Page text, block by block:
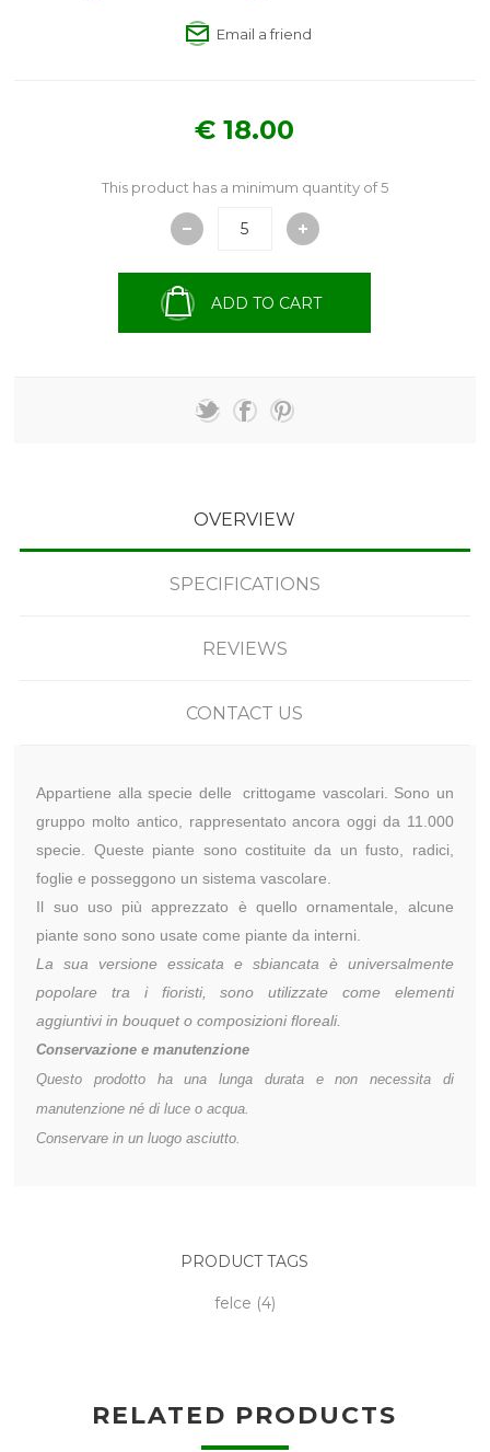
Email a friend
€ 18.00
This product has a minimum quantity of 5
ADD TO CART
OVERVIEW
SPECIFICATIONS
REVIEWS
CONTACT US
Appartiene alla specie delle crittogame vascolari. Sono un
gruppo molto antico, rappresentato ancora oggi da 11.000
specie. Queste piante sono costituite da un fusto, radici,
foglie e posseggono un sistema vascolare.
Il suo uso più apprezzato è quello ornamentale, alcune
piante sono sono usate come piante da interni.
La sua versione essicata e sbiancata è universalmente
popolare tra i fioristi, sono utilizzate come elementi
aggiuntivi in bouquet o composizioni floreali.
Conservazione e manutenzione
Questo prodotto ha una lunga durata e non necessita di
manutenzione né di luce o acqua.
Conservare in un luogo asciutto.
PRODUCT TAGS
felce (4)
RELATED PRODUCTS